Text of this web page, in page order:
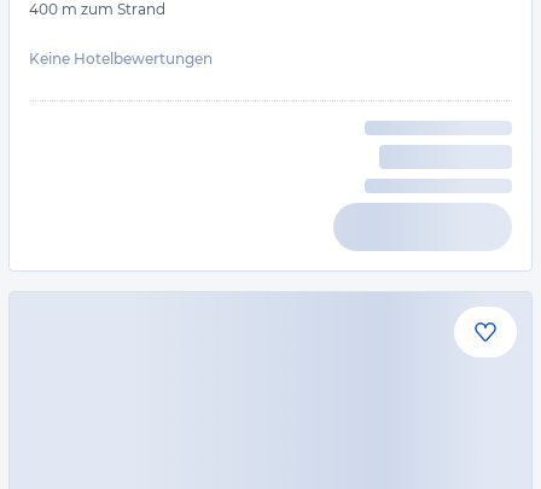
400 m zum Strand
Keine Hotelbewertungen